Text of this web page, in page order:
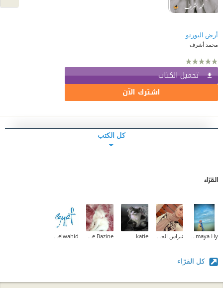
أرض البورنو
محمد أشرف
تحميل الكتاب
اشترك الآن
كل الكتب
القرّاء
katie
كل القرّاء